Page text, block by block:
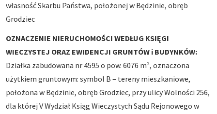
własność Skarbu Państwa, położonej w Będzinie, obręb
Grodziec
OZNACZENIE NIERUCHOMOŚCI WEDŁUG KSIĘGI
WIECZYSTEJ ORAZ EWIDENCJI GRUNTÓW i BUDYNKÓW:
Działka zabudowana nr 4595 o pow. 6076 m², oznaczona
użytkiem gruntowym: symbol B – tereny mieszkaniowe,
położona w Będzinie, obręb Grodziec, przy ulicy Wolności 256,
dla której V Wydział Ksiąg Wieczystych Sądu Rejonowego w